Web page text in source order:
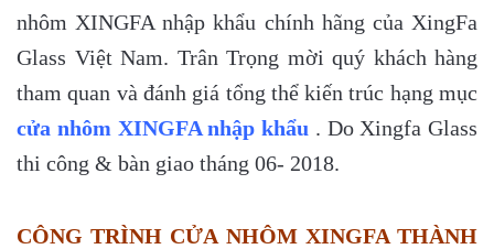
nhôm XINGFA nhập khẩu chính hãng của XingFa
Glass Việt Nam. Trân Trọng mời quý khách hàng
tham quan và đánh giá tổng thể kiến trúc hạng mục
cửa nhôm XINGFA nhập khẩu . Do Xingfa Glass
thi công & bàn giao tháng 06- 2018.
CÔNG TRÌNH CỬA NHÔM XINGFA THÀNH